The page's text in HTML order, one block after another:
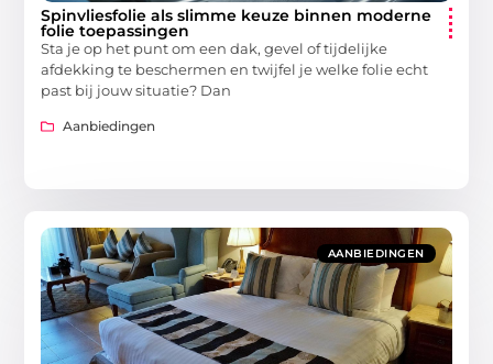
Spinvliesfolie als slimme keuze binnen moderne
folie toepassingen
Sta je op het punt om een dak, gevel of tijdelijke
afdekking te beschermen en twijfel je welke folie echt
past bij jouw situatie? Dan
Aanbiedingen
AANBIEDINGEN